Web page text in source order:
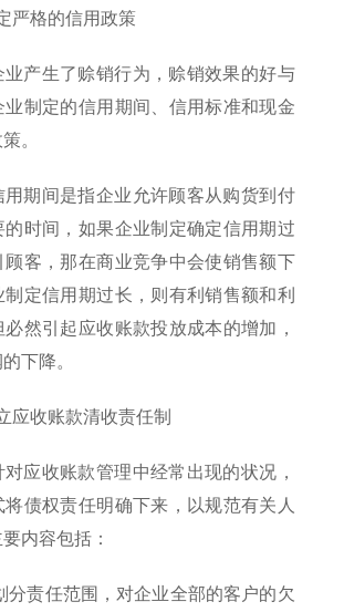
严格的信用政策
业产生了赊销行为，赊销效果的好与
业制定的信用期间、信用标准和现金
。
用期间是指企业允许顾客从购货到付
的时间，如果企业制定确定信用期过
顾客，那在商业竞争中会使销售额下
制定信用期过长，则有利销售额和利
然引起应收账款投放成本的增加，
下降。
应收账款清收责任制
应收账款管理中经常出现的状况，
将债权责任明确下来，以规范有关人
内容包括：
责任范围，对企业全部的客户的欠